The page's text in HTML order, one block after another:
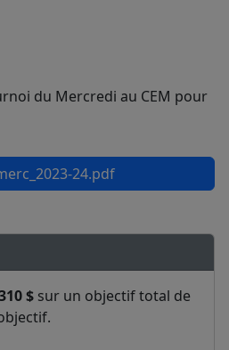
du Mercredi au CEM pour
24.pdf
$ sur un objectif total de